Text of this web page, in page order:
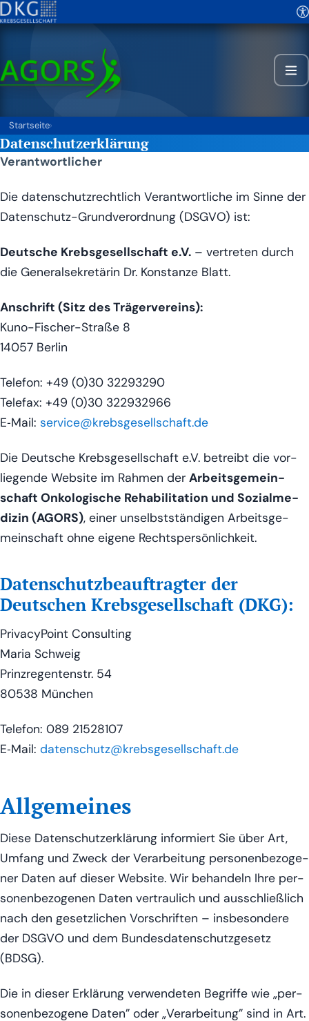
Startseite›
Datenschutzerklärung
Ver­ant­wort­li­cher
Die daten­schutz­recht­lich Ver­ant­wort­li­che im Sin­ne der
Daten­schutz-Grund­ver­ord­nung (DSGVO) ist:
Deut­sche Krebs­ge­sell­schaft e.V. – ver­tre­ten durch
die Gene­ral­se­kre­tä­rin Dr. Kon­stan­ze Blatt.
Anschrift (Sitz des Trä­ger­ver­eins):
Kuno-Fischer-Stra­ße 8
14057 Ber­lin
Tele­fon: +49 (0)30 32293290
Tele­fax: +49 (0)30 322932966
E‑Mail: service@krebsgesellschaft.de
Die Deut­sche Krebs­ge­sell­schaft e.V. betreibt die vor­
lie­gen­de Web­site im Rah­men der Arbeits­ge­mein­
schaft Onko­lo­gi­sche Reha­bi­li­ta­ti­on und Sozi­al­me­
di­zin (AGORS), einer unselbst­stän­di­gen Arbeits­ge­
mein­schaft ohne eige­ne Rechtspersönlichkeit.
Datenschutz­beauftragter der
Deutschen Krebsgesellschaft (DKG):
Pri­va­cy­Po­int Con­sul­ting
Maria Schweig
Prinz­re­gen­ten­str. 54
80538 Mün­chen
Tele­fon: 089 21528107
E‑Mail: datenschutz@krebsgesellschaft.de
Allgemeines
Die­se Daten­schutz­er­klä­rung infor­miert Sie über Art,
Umfang und Zweck der Ver­ar­bei­tung per­so­nen­be­zo­ge­
ner Daten auf die­ser Web­site. Wir behan­deln Ihre per­
so­nen­be­zo­ge­nen Daten ver­trau­lich und aus­schließ­lich
nach den gesetz­li­chen Vor­schrif­ten – ins­be­son­de­re
der DSGVO und dem Bun­des­da­ten­schutz­ge­setz
(BDSG).
Die in die­ser Erklä­rung ver­wen­de­ten Begrif­fe wie „per­
so­nen­be­zo­ge­ne Daten” oder „Ver­ar­bei­tung” sind in Art.